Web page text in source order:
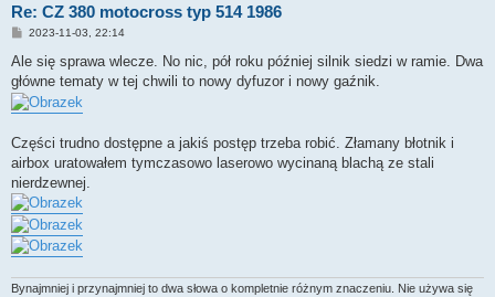
Re: CZ 380 motocross typ 514 1986
P
s
2023-11-03, 22:14
Ale się sprawa wlecze. No nic, pół roku później silnik siedzi w ramie. Dwa
główne tematy w tej chwili to nowy dyfuzor i nowy gaźnik.
Części trudno dostępne a jakiś postęp trzeba robić. Złamany błotnik i
airbox uratowałem tymczasowo laserowo wycinaną blachą ze stali
nierdzewnej.
Bynajmniej i przynajmniej to dwa słowa o kompletnie różnym znaczeniu. Nie używa się